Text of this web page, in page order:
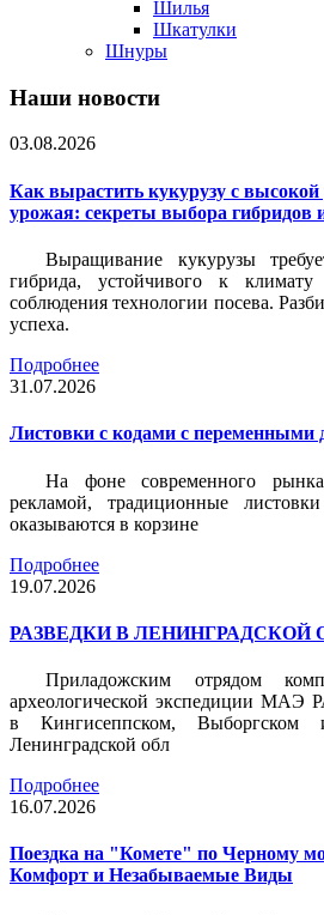
Шилья
Шкатулки
Шнуры
Наши новости
03.08.2026
Как вырастить кукурузу с высокой
урожая: секреты выбора гибридов
Выращивание кукурузы
гибрида, устойчивого к
соблюдения технологии посева.
успеха.
Подробнее
31.07.2026
Листовки c кодами с переменными
На фоне современного
рекламой, традиционные
оказываются в корзине
Подробнее
19.07.2026
РАЗВЕДКИ В ЛЕНИНГРАДСКОЙ
Приладожским отрядом
археологической экспедиции МАЭ
в Кингисеппском, Выборгском
Ленинградской обл
Подробнее
16.07.2026
Поездка на "Комете" по Черному
Комфорт и Незабываемые Виды